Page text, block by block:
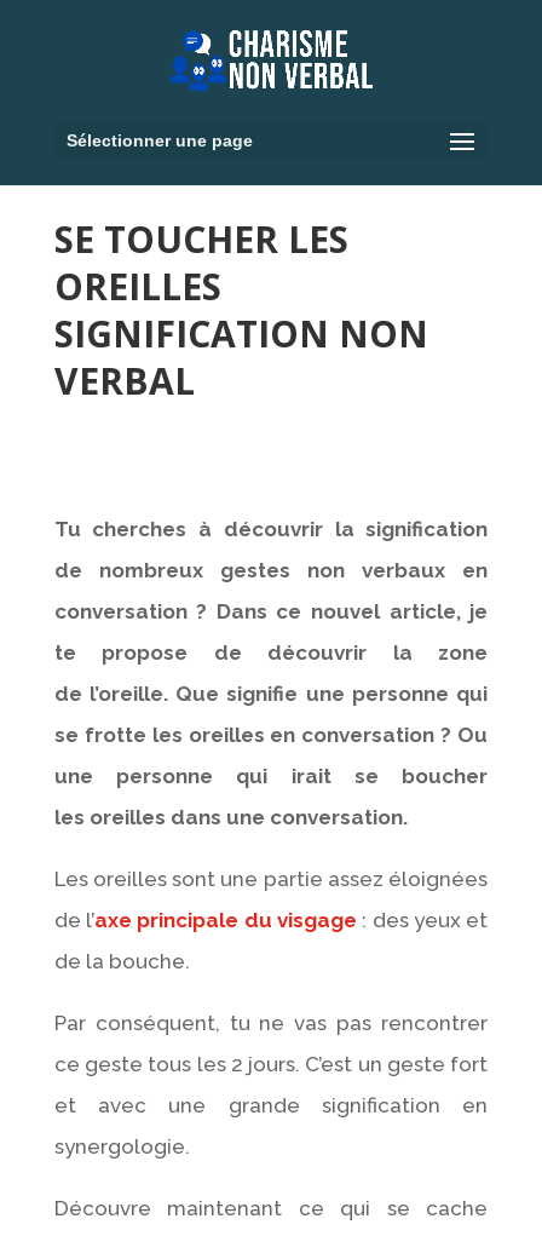
Sélectionner une page
SE TOUCHER LES
OREILLES
SIGNIFICATION NON
VERBAL
Tu cherches à découvrir la signification
de nombreux gestes non verbaux en
conversation ? Dans ce nouvel article, je
te propose de découvrir la zone
de l’oreille. Que signifie une personne qui
se frotte les oreilles en conversation ? Ou
une personne qui irait se boucher
les oreilles dans une conversation.
Les oreilles sont une partie assez éloignées
de l’axe principale du visgage : des yeux et
de la bouche.
Par conséquent, tu ne vas pas rencontrer
ce geste tous les 2 jours. C’est un geste fort
et avec une grande signification en
synergologie.
Découvre maintenant ce qui se cache